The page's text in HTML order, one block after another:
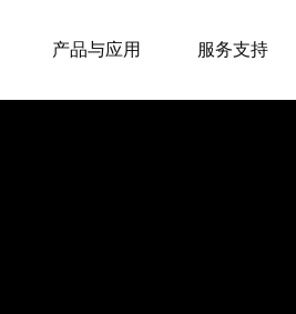
产品与应用 服务支持